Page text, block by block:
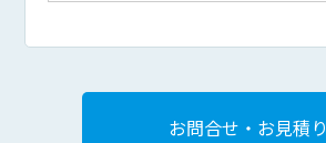
お問合せ・お見積り